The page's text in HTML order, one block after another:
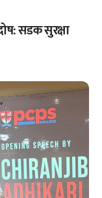
सडक सुरक्षा